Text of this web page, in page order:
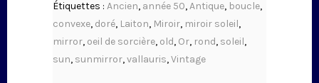
Étiquettes : Ancien, année 50,Antique, boucle,
convexe, doré, Laiton, Miroir, miroir soleil,
mirror, oeil de sorcière, old, Or, rond, soleil,
sun, sunmirror,vallauris,Vintage